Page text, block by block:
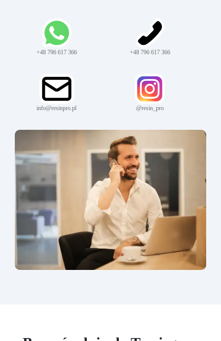
+48 796 617 366 +48 796 617 366
info@resinpro.pl @resin_pro